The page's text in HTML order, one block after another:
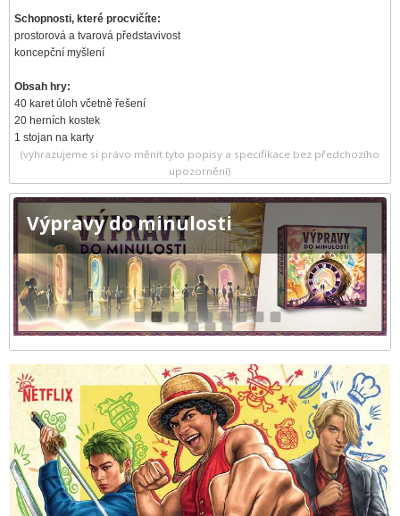
Schopnosti, které procvičíte:
prostorová a tvarová představivost
koncepční myšlení
Obsah hry:
40 karet úloh včetně řešení
20 herních kostek
1 stojan na karty
(vyhrazujeme si právo měnit tyto popisy a specifikace bez předchozího
upozornění)
Výpravy do minulosti